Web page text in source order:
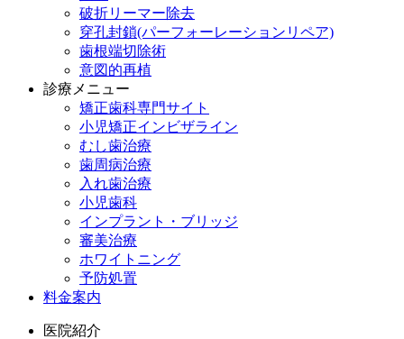
破折リーマー除去
穿孔封鎖(パーフォーレーションリペア)
歯根端切除術
意図的再植
診療メニュー
矯正歯科専門サイト
小児矯正インビザライン
むし歯治療
歯周病治療
入れ歯治療
小児歯科
インプラント・ブリッジ
審美治療
ホワイトニング
予防処置
料金案内
医院紹介